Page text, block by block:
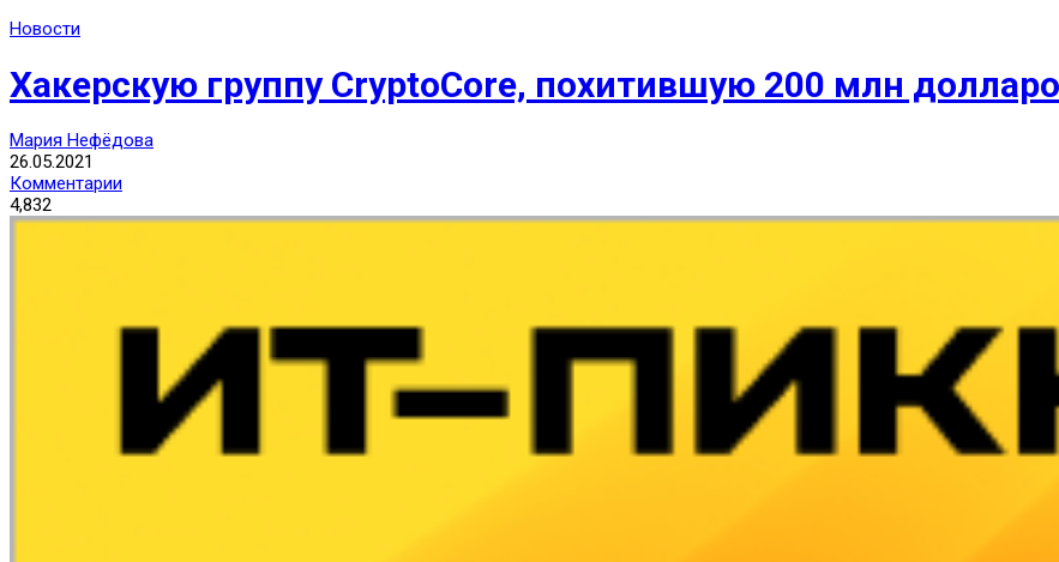
Новости
Хакерскую группу CryptoCore, похитившую 200 млн
Мария Нефёдова
26.05.2021
Комментарии
4,832